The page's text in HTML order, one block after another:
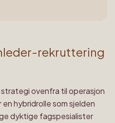
rekruttering
ovenfra til operasjon
hybridrolle som sjelden
dyktige fagspesialister